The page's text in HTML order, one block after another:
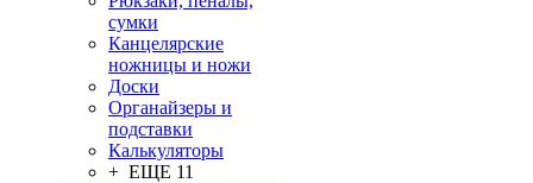
сумки
Канцелярские
ножницы и ножи
Доски
Органайзеры и
подставки
Калькуляторы
+ ЕЩЕ 11